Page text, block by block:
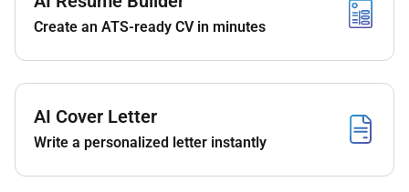
karrierë.
Aplikimet pranohen deri më 30 korrik.
Kujtesë: Oferta e punës është e vlefshme vetëm për
personat që jetojnë brenda territorit të Shqipërisë.
Create an ATS-ready CV in minutes
AI Cover Letter
Write a personalized letter instantly